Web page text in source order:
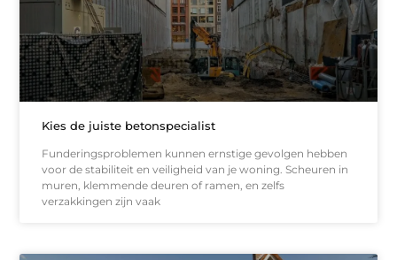
Kies de juiste betonspecialist
Funderingsproblemen kunnen ernstige gevolgen hebben
voor de stabiliteit en veiligheid van je woning. Scheuren in
muren, klemmende deuren of ramen, en zelfs
verzakkingen zijn vaak